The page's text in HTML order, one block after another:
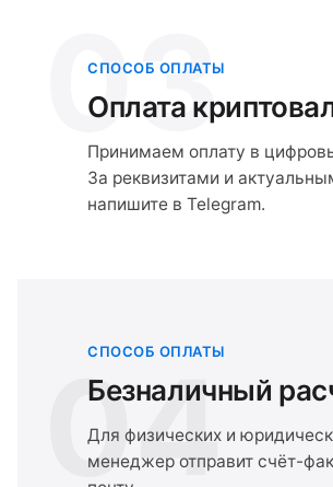
03
СПОСОБ ОПЛАТЫ
Оплата
Принимаем оплату в
За реквизитами и
напишите в Telegram.
04
СПОСОБ ОПЛАТЫ
Безналичный
Для физических и
менеджер отправит счёт-